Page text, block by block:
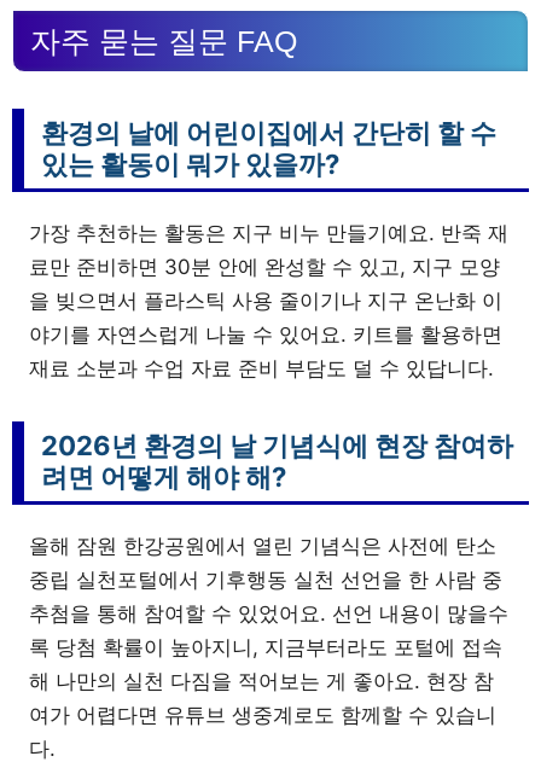
자주 묻는 질문 FAQ
환경의 날에 어린이집에서 간단히 할 수
있는 활동이 뭐가 있을까?
가장 추천하는 활동은 지구 비누 만들기예요. 반죽 재
료만 준비하면 30분 안에 완성할 수 있고, 지구 모양
을 빚으면서 플라스틱 사용 줄이기나 지구 온난화 이
야기를 자연스럽게 나눌 수 있어요. 키트를 활용하면
재료 소분과 수업 자료 준비 부담도 덜 수 있답니다.
2026년 환경의 날 기념식에 현장 참여하
려면 어떻게 해야 해?
올해 잠원 한강공원에서 열린 기념식은 사전에 탄소
중립 실천포털에서 기후행동 실천 선언을 한 사람 중
추첨을 통해 참여할 수 있었어요. 선언 내용이 많을수
록 당첨 확률이 높아지니, 지금부터라도 포털에 접속
해 나만의 실천 다짐을 적어보는 게 좋아요. 현장 참
여가 어렵다면 유튜브 생중계로도 함께할 수 있습니
다.